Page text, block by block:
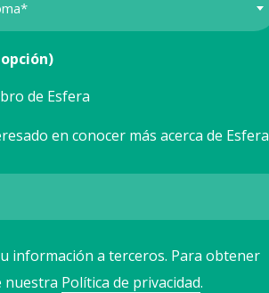
de Esfera
en conocer más acerca de Esfera
información a terceros. Para obtener
nuestra Política de privacidad.